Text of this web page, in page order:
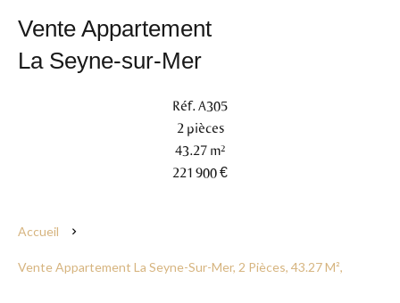
Vente Appartement
La Seyne-sur-Mer
Réf. A305
2 pièces
43.27 m²
221 900 €
Accueil
Vente Appartement La Seyne-Sur-Mer, 2 Pièces, 43.27 M²,